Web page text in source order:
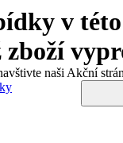
v
zboží
naši Akční